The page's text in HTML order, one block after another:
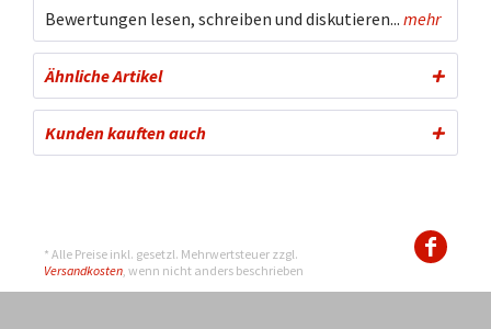
Bewertungen lesen, schreiben und diskutieren... mehr
Ähnliche Artikel
Kunden kauften auch
* Alle Preise inkl. gesetzl. Mehrwertsteuer zzgl.
Versandkosten , wenn nicht anders beschrieben